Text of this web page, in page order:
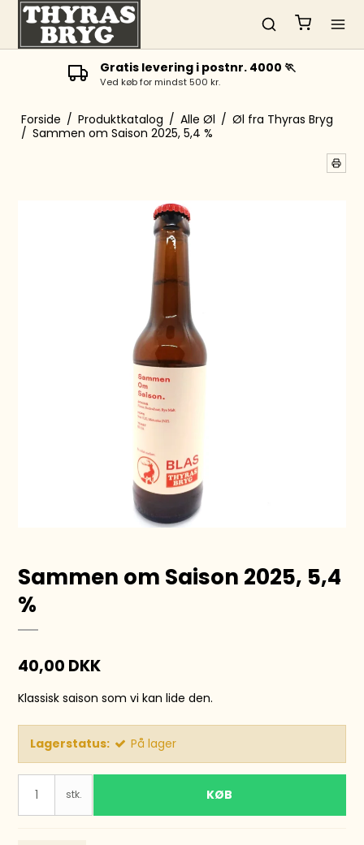
Gratis levering i postnr. 4000 🏃
Ved køb for mindst 500 kr.
Forside / Produktkatalog / Alle Øl / Øl fra Thyras Bryg
/ Sammen om Saison 2025, 5,4 %
Sammen om Saison 2025, 5,4
%
40,00 DKK
Klassisk saison som vi kan lide den.
Lagerstatus: På lager
stk. KØB